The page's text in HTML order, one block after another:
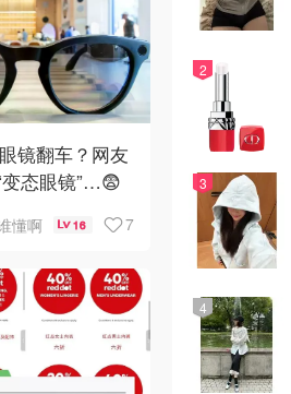
镜翻车？网友
变态眼镜”…😨
懂啊 16 7